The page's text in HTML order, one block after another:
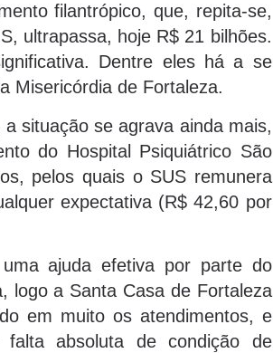
filantrópico, que, repita-se,
ultrapassa, hoje R$ 21 bilhões.
Dentre eles há a se
Misericórdia de Fortaleza.
situação se agrava ainda mais,
do Hospital Psiquiátrico São
pelos quais o SUS remunera
expectativa (R$ 42,60 por
ajuda efetiva por parte do
logo a Santa Casa de Fortaleza
em muito os atendimentos, e
absoluta de condição de